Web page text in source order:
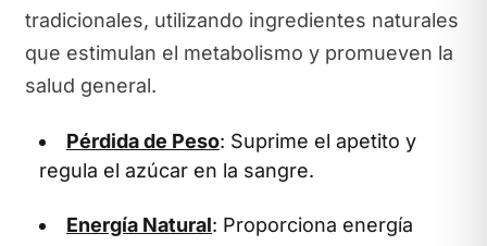
tradicionales, utilizando ingredientes naturales
que estimulan el metabolismo y promueven la
salud general.
Pérdida de Peso: Suprime el apetito y
regula el azúcar en la sangre.
Energía Natural: Proporciona energía